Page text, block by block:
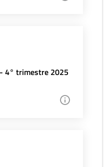
4° trimestre 2025